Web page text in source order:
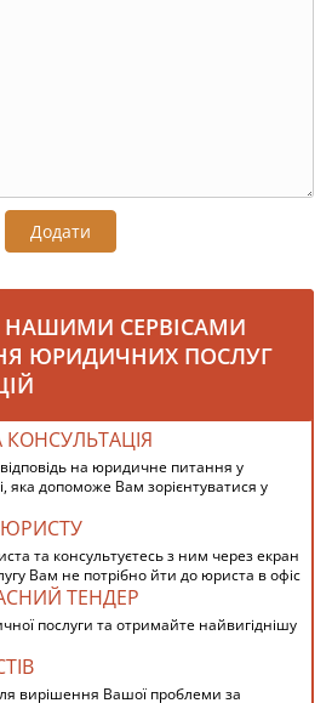
Додати
НАШИМИ СЕРВІСАМИ
ЮРИДИЧНИХ ПОСЛУГ
на юридичне питання у
допоможе Вам зорієнтуватися у
ЮРИСТУ
та консультуєтесь з ним через екран
Вам не потрібно йти до юриста в офіс
ТЕНДЕР
послуги та отримайте найвигіднішу
вирішення Вашої проблеми за